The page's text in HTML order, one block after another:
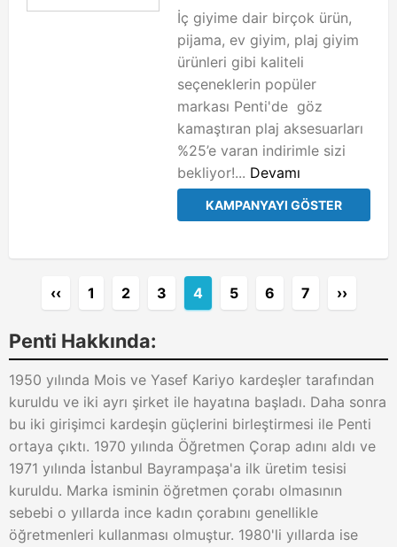
İç giyime dair birçok ürün,
pijama, ev giyim, plaj giyim
ürünleri gibi kaliteli
seçeneklerin popüler
markası Penti'de göz
kamaştıran plaj aksesuarları
%25’e varan indirimle sizi
bekliyor!... Devamı
KAMPANYAYI GÖSTER
‹‹ 1 2 3 4 5 6 7 ››
Penti Hakkında:
1950 yılında Mois ve Yasef Kariyo kardeşler tarafından
kuruldu ve iki ayrı şirket ile hayatına başladı. Daha sonra
bu iki girişimci kardeşin güçlerini birleştirmesi ile Penti
ortaya çıktı. 1970 yılında Öğretmen Çorap adını aldı ve
1971 yılında İstanbul Bayrampaşa'a ilk üretim tesisi
kuruldu. Marka isminin öğretmen çorabı olmasının
sebebi o yıllarda ince kadın çorabını genellikle
öğretmenleri kullanması olmuştur. 1980'li yıllarda ise